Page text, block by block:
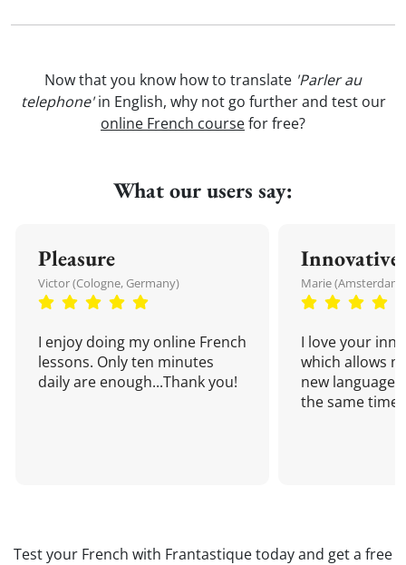
Now that you know how to translate 'Parler au
telephone'in English, why not go further and test our
online French coursefor free?
What our users say:
Pleasure
Victor (Cologne, Germany)
I enjoy doing my online French
lessons. Only ten minutes
daily are enough...Thank you!
Innovative
Marie
I love your
which allows
new language
the same time!
Test your French with Frantastique today and get a free